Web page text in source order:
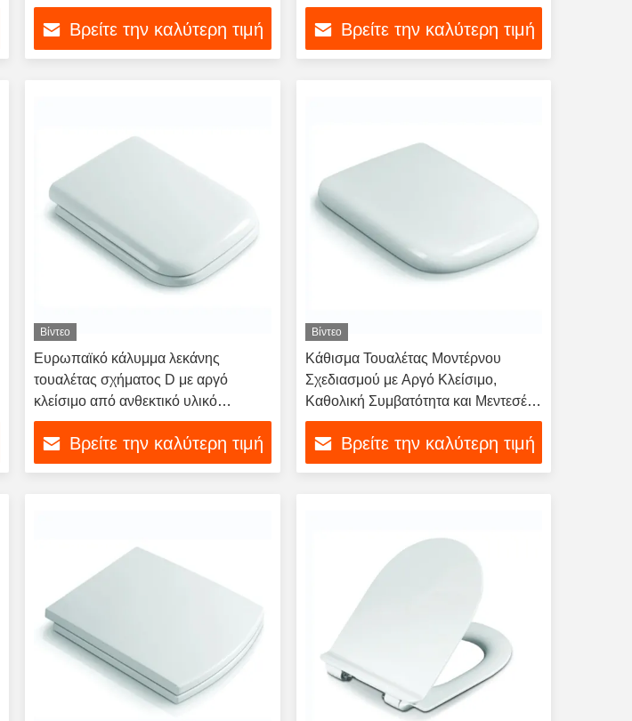
Βρείτε την καλύτερη τιμή Βρείτε την καλύτερη τιμή
Βίντεο
Ευρωπαϊκό κάλυμμα λεκάνης
τουαλέτας σχήματος D με αργό
κλείσιμο από ανθεκτικό υλικό
πολυπροπυλενίου
Βρείτε την καλύτερη τιμή
Βίντεο
Κάθισμα Τουαλέτας Μοντέρνου
Σχεδιασμού με Αργό Κλείσιμο,
Καθολική Συμβατότητα και Μεντεσέ
Soft Close
Βρείτε την καλύτερη τιμή